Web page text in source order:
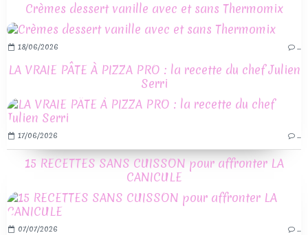
Crèmes dessert vanille avec et sans Thermomix
18/06/2026 …
LA VRAIE PÂTE À PIZZA PRO : la recette du chef Julien
Serri
17/06/2026 …
15 RECETTES SANS CUISSON pour affronter LA
CANICULE
07/07/2026 …